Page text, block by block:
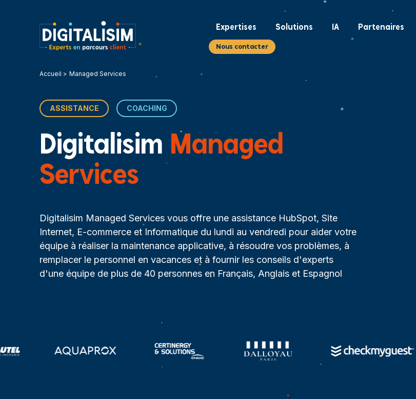
Expertises Solutions IA Partenaires
Nous contacter
Accueil Managed Services
ASSISTANCE COACHING
Digitalisim Managed
Services
Digitalisim Managed Services vous offre une assistance HubSpot, Site
Internet, E-commerce et Informatique du lundi au vendredi pour aider votre
équipe à réaliser la maintenance applicative, à résoudre vos problèmes, à
remplacer le personnel en vacances et à fournir les conseils d'experts
d'une équipe de plus de 40 personnes en Français, Anglais et Espagnol